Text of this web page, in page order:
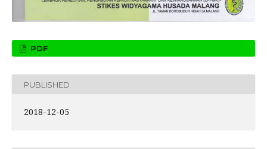
PDF
PUBLISHED
2018-12-05